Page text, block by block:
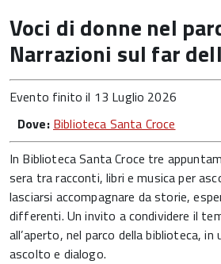
Voci di donne nel
Narrazioni sul far
Evento finito il 13 Luglio 2026
Dove: Biblioteca Santa Croce
In Biblioteca Santa Croce tre
sera tra racconti, libri e musica per
lasciarsi accompagnare da storie,
differenti. Un invito a condividere il
all’aperto, nel parco della biblioteca,
ascolto e dialogo.